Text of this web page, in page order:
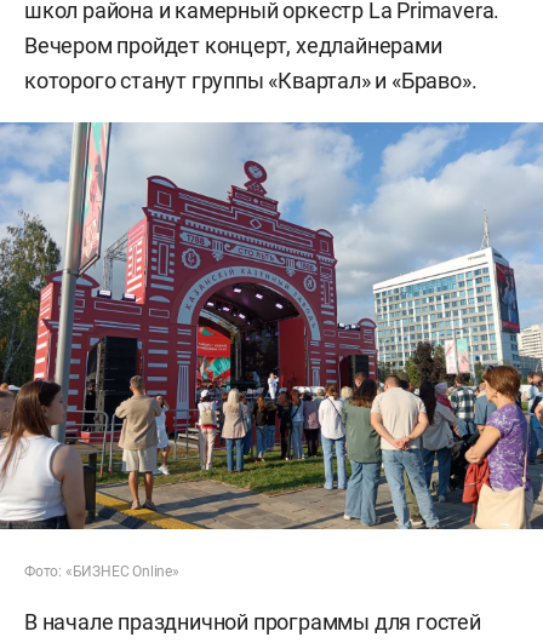
школ района и камерный оркестр La Primavera.
Вечером пройдет концерт, хедлайнерами
которого станут группы «Квартал» и «Браво».
Фото: «БИЗНЕС Online»
В начале праздничной программы для гостей